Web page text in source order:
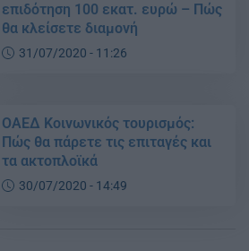
επιδότηση 100 εκατ. ευρώ – Πώς
θα κλείσετε διαμονή
31/07/2020 - 11:26
ΟΑΕΔ Κοινωνικός τουρισμός:
Πώς θα πάρετε τις επιταγές και
τα ακτοπλοϊκά
30/07/2020 - 14:49